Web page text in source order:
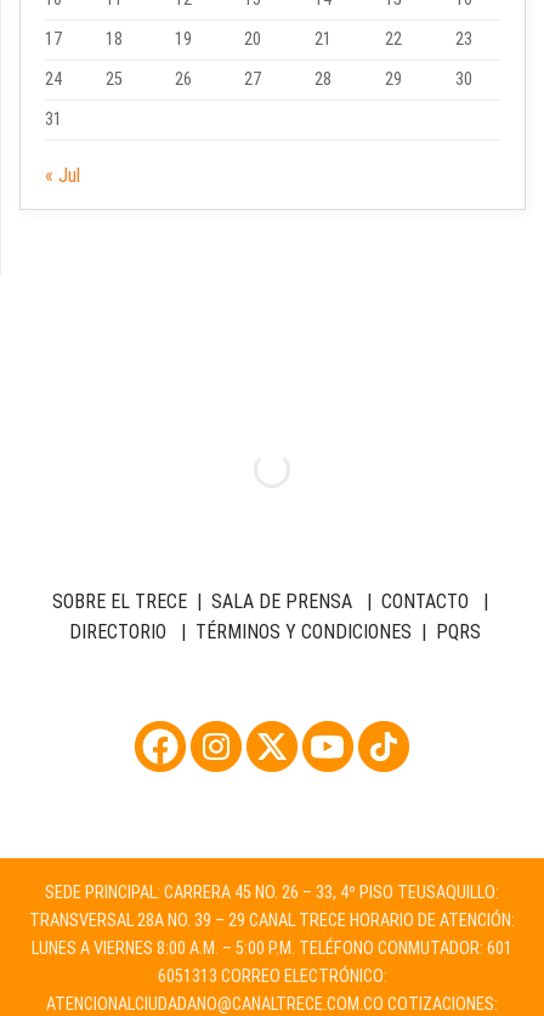
17
18 19 20 21 22
23
24
25 26 27 28 29
30
31
« Jul
SOBRE EL TRECE| SALA DE PRENSA| CONTACTO |
DIRECTORIO | TÉRMINOS Y CONDICIONES | PQRS
SEDE PRINCIPAL: CARRERA 45 NO. 26 – 33, 4º PISO TEUSAQUILLO:
TRANSVERSAL 28A NO. 39 – 29 CANAL TRECE HORARIO DE ATENCIÓN:
LUNES A VIERNES 8:00 A.M. – 5:00 P.M. TELÉFONO CONMUTADOR: 601
6051313 CORREO ELECTRÓNICO:
ATENCIONALCIUDADANO@CANALTRECE.COM.CO COTIZACIONES: